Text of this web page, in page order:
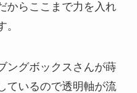
からここまで力を入れ
ングボックスさんが蒔
ているので透明軸が流